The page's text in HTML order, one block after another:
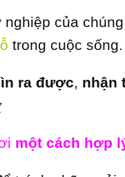
của
trong cuộc sống.
ra được, nhận
một cách hợp